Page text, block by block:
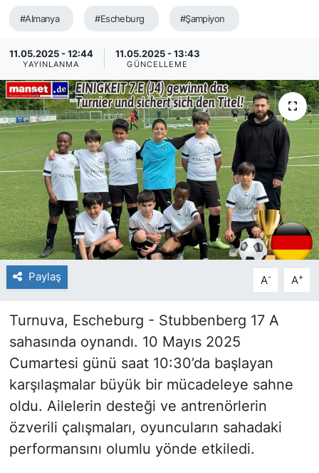
#Almanya #Escheburg #Şampiyon
11.05.2025 - 12:44
YAYINLANMA
11.05.2025 - 13:43
GÜNCELLEME
Paylaş A- A+
Turnuva, Escheburg - Stubbenberg 17 A
sahasında oynandı. 10 Mayıs 2025
Cumartesi günü saat 10:30’da başlayan
karşılaşmalar büyük bir mücadeleye sahne
oldu. Ailelerin desteği ve antrenörlerin
özverili çalışmaları, oyuncuların sahadaki
performansını olumlu yönde etkiledi.
SAĞLIK